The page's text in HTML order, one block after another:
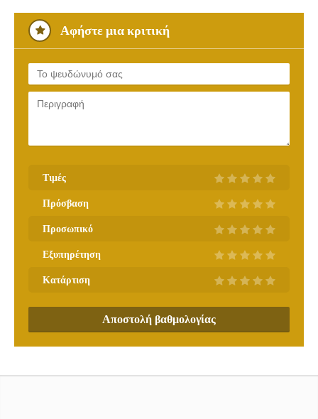
Αφήστε μια κριτική
Τιμές
Πρόσβαση
Προσωπικό
Εξυπηρέτηση
Κατάρτιση
Αποστολή βαθμολογίας